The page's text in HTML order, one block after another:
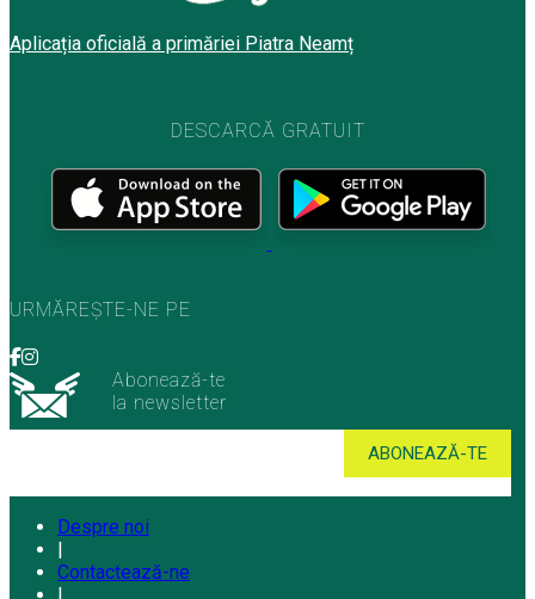
Aplicația oficială a primăriei Piatra Neamț
DESCARCĂ GRATUIT
URMĂREȘTE-NE PE
Abonează-te
la newsletter
Despre noi
Contactează-ne